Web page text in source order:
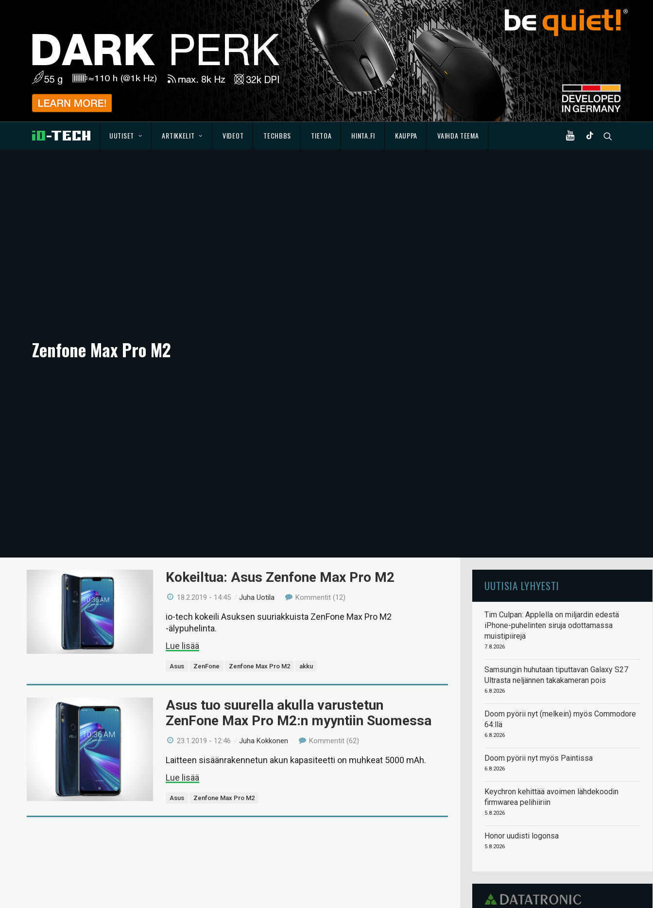
UUTISET ARTIKKELIT VIDEOT TECHBBS TIETOA HINTA.FI KAUPPA VAIHDA TEEMA
Zenfone Max Pro M2
Kokeiltua: Asus Zenfone Max Pro M2
18.2.2019 - 14:45 /Juha Uotila Kommentit (12)
io-tech kokeili Asuksen suuriakkuista ZenFone Max Pro M2
-älypuhelinta.
Lue lisää
Asus ZenFone Zenfone Max Pro M2 akku
Asus tuo suurella akulla varustetun
ZenFone Max Pro M2:n myyntiin Suomessa
23.1.2019 - 12:46 /Juha Kokkonen Kommentit (62)
Laitteen sisäänrakennetun akun kapasiteetti on muhkeat 5000 mAh.
Lue lisää
Asus Zenfone Max Pro M2
UUTISIA LYHYESTI
Tim Culpan: Applella on miljardin edestä
iPhone-puhelinten siruja odottamassa
muistipiirejä
7.8.2026
Samsungin huhutaan tiputtavan Galaxy S27
Ultrasta neljännen takakameran pois
6.8.2026
Doom pyörii nyt (melkein) myös Commodore
64:llä
6.8.2026
Doom pyörii nyt myös Paintissa
6.8.2026
Keychron kehittää avoimen lähdekoodin
firmwarea pelihiiriin
5.8.2026
Honor uudisti logonsa
5.8.2026